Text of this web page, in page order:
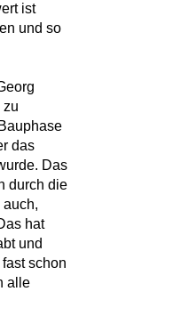
ist
und so
zu
das
Das
durch die
hat
und
schon
alle